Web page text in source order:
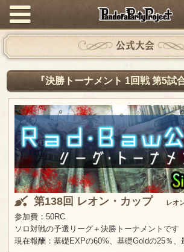
公式大会
『決勝トーナメント 1回戦 第5試
第138回 レオン・カップ レオ
参加費：50RC
ソロ対戦の予選リーグ＋決勝トーナメントです
現在報酬：基礎EXPの60%、基礎Goldの25％